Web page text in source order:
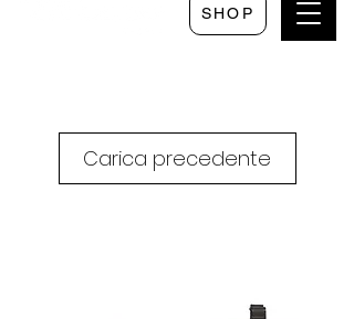
SHOP
Carica precedente